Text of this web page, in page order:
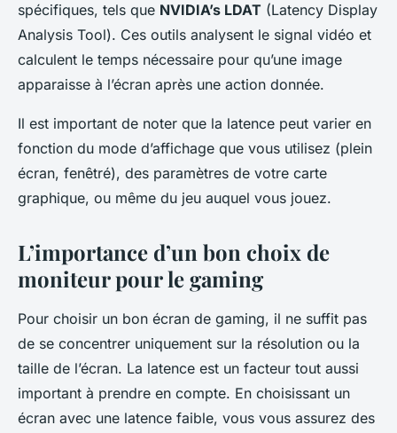
spécifiques, tels que NVIDIA’s LDAT (Latency Display
Analysis Tool). Ces outils analysent le signal vidéo et
calculent le temps nécessaire pour qu’une image
apparaisse à l’écran après une action donnée.
Il est important de noter que la latence peut varier en
fonction du mode d’affichage que vous utilisez (plein
écran, fenêtré), des paramètres de votre carte
graphique, ou même du jeu auquel vous jouez.
L’importance d’un bon choix de
moniteur pour le gaming
Pour choisir un bon écran de gaming, il ne suffit pas
de se concentrer uniquement sur la résolution ou la
taille de l’écran. La latence est un facteur tout aussi
important à prendre en compte. En choisissant un
écran avec une latence faible, vous vous assurez des